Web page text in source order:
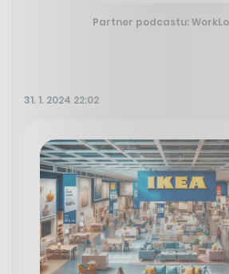
Partner podcastu:
31. 1. 2024 22:02